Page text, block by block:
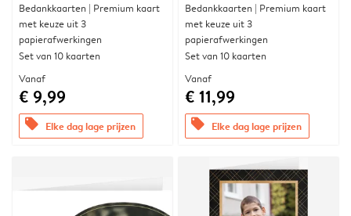
Bedankkaarten | Premium kaart
met keuze uit 3
papierafwerkingen
Set van 10 kaarten
Vanaf
€ 9,99
offers Elke dag lage prijzen
Bedankkaarten | Premium kaart
met keuze uit 3
papierafwerkingen
Set van 10 kaarten
Vanaf
€ 11,99
offers Elke dag lage prijzen